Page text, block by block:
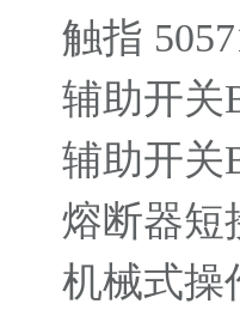
触指
辅助开关
辅助开关
熔断器短
机械式操